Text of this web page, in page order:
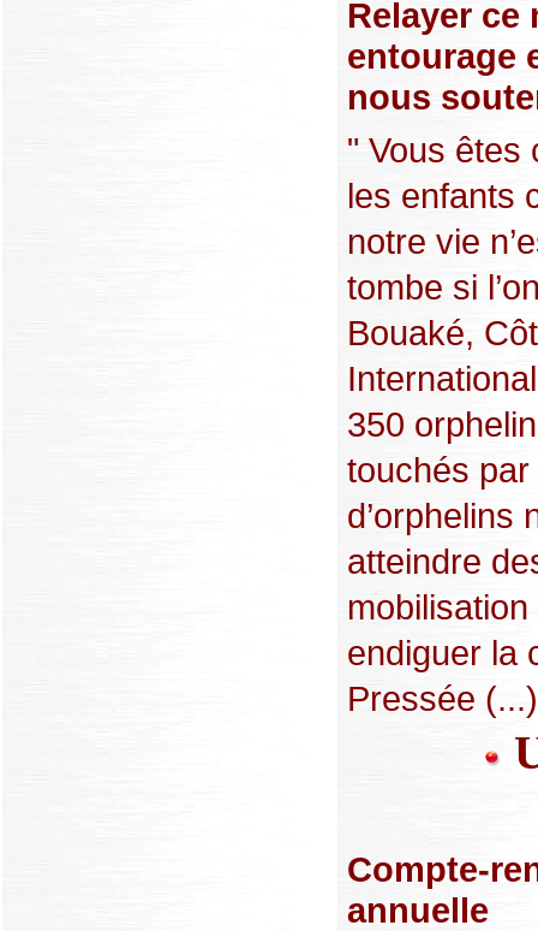
Relayer ce
entourage
nous
" Vous êtes
les enfants
notre vie
tombe si
Bouaké,
350
touchés par
d’orphelins
atteindre
endiguer la
Pressée (...)
Compte-
annuelle